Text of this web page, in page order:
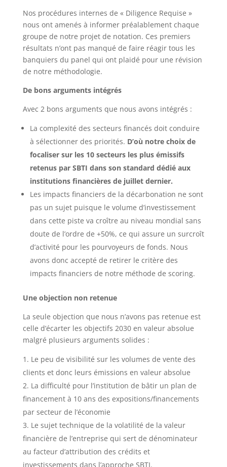
Nos procédures internes de « Diligence Requise »
nous ont amenés à informer préalablement chaque
groupe de notre projet de notation. Ces premiers
résultats n’ont pas manqué de faire réagir tous les
banquiers du panel qui ont plaidé pour une révision
de notre méthodologie.
De bons arguments intégrés
Avec 2 bons arguments que nous avons intégrés :
La complexité des secteurs financés doit conduire
à sélectionner des priorités. D’où notre choix de
focaliser sur les 10 secteurs les plus émissifs
retenus par SBTI dans son standard dédié aux
institutions financières de juillet dernier.
Les impacts financiers de la décarbonation ne sont
pas un sujet puisque le volume d’investissement
dans cette piste va croître au niveau mondial sans
doute de l’ordre de +50%, ce qui assure un surcroît
d’activité pour les pourvoyeurs de fonds. Nous
avons donc accepté de retirer le critère des
impacts financiers de notre méthode de scoring.
Une objection non retenue
La seule objection que nous n’avons pas retenue est
celle d’écarter les objectifs 2030 en valeur absolue
malgré plusieurs arguments solides :
Le peu de visibilité sur les volumes de vente des
clients et donc leurs émissions en valeur absolue
La difficulté pour l’institution de bâtir un plan de
financement à 10 ans des expositions/financements
par secteur de l’économie
Le sujet technique de la volatilité de la valeur
financière de l’entreprise qui sert de dénominateur
au facteur d’attribution des crédits et
investissements dans l’approche SBTI.